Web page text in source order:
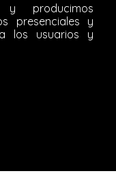
y producimos
presenciales y
los usuarios y